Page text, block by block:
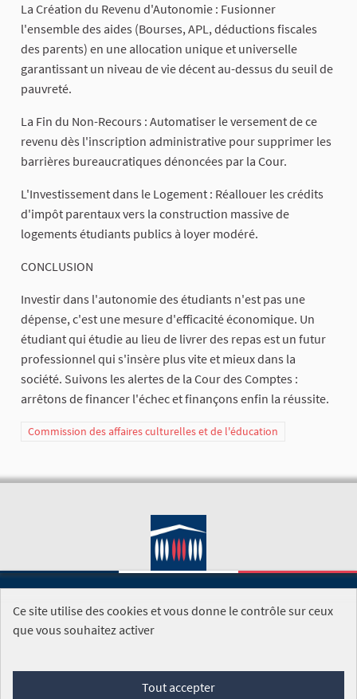
​La Création du Revenu d'Autonomie : Fusionner
l'ensemble des aides (Bourses, APL, déductions fiscales
des parents) en une allocation unique et universelle
garantissant un niveau de vie décent au-dessus du seuil de
pauvreté.
​La Fin du Non-Recours : Automatiser le versement de ce
revenu dès l'inscription administrative pour supprimer les
barrières bureaucratiques dénoncées par la Cour.
​L'Investissement dans le Logement : Réallouer les crédits
d'impôt parentaux vers la construction massive de
logements étudiants publics à loyer modéré.
​CONCLUSION
​Investir dans l'autonomie des étudiants n'est pas une
dépense, c'est une mesure d'efficacité économique. Un
étudiant qui étudie au lieu de livrer des repas est un futur
professionnel qui s'insère plus vite et mieux dans la
société. Suivons les alertes de la Cour des Comptes :
arrêtons de financer l'échec et finançons enfin la réussite.
Commission des affaires culturelles et de l'éducation
SITE DE L'ASSEMBLÉE NATIONALE
Foire aux questions
Conditions générales d'utilisation (CGU)
Ce site utilise des cookies et vous donne le contrôle sur ceux
que vous souhaitez activer
Tout accepter